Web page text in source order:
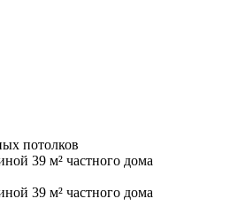
потолков
39 м² частного дома
39 м² частного дома